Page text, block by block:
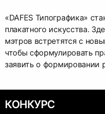
«DAFES Типографика»
плакатного искусства.
мэтров встретятся с
чтобы сформулировать
заявить о формировании
КОНКУРС